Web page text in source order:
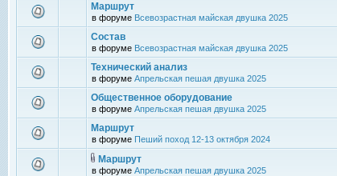
Маршрут
в форуме Всевозрастная майская двушка 2025
Состав
в форуме Всевозрастная майская двушка 2025
Технический анализ
в форуме Апрельская пешая двушка 2025
Общественное оборудование
в форуме Апрельская пешая двушка 2025
Маршрут
в форуме Пеший поход 12-13 октября 2024
Маршрут
в форуме Апрельская пешая двушка 2025